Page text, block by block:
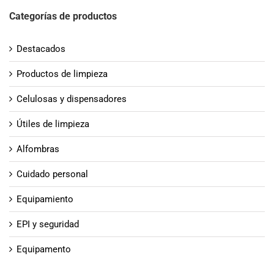
Categorías de productos
Destacados
Productos de limpieza
Celulosas y dispensadores
Útiles de limpieza
Alfombras
Cuidado personal
Equipamiento
EPI y seguridad
Equipamento